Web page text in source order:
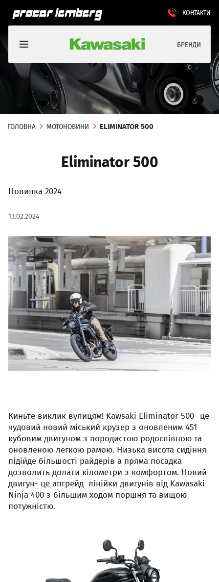
КОНТАКТИ
БРЕНДИ
ГОЛОВНА МОТОНОВИНИ ELIMINATOR 500
Eliminator 500
Новинка 2024
13.02.2024
Киньте виклик вулицям! Kawsaki Eliminator 500- це
чудовий новий міський крузер з оновленим 451
кубовим двигуном з породистою родослівною та
оновленою легкою рамою. Низька висота сидіння
підійде більшості райдерів а пряма посадка
дозволить долати кілометри з комфортом. Новий
двигун- це апгрейд лінійки двигунів від Kawasaki
Ninja 400 з більшим ходом поршня та вищою
потужністю.